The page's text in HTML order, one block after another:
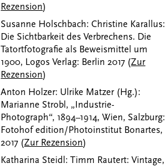
Rezension)
Susanne Holschbach: Christine Karallus:
Die Sichtbarkeit des Verbrechens. Die
Tatortfotografie als Beweismittel um
1900, Logos Verlag: Berlin 2017 (Zur
Rezension)
Anton Holzer: Ulrike Matzer (Hg.):
Marianne Strobl, „Industrie-
Photograph“, 1894–1914, Wien, Salzburg:
Fotohof edition/Photoinstitut Bonartes,
2017 (Zur Rezension)
Katharina Steidl: Timm Rautert: Vintage,